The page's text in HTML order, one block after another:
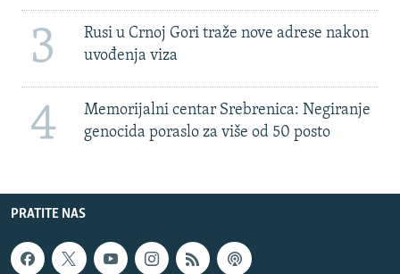
3
Rusi u Crnoj Gori traže nove adrese nakon
uvođenja viza
4
Memorijalni centar Srebrenica: Negiranje
genocida poraslo za više od 50 posto
PRATITE NAS